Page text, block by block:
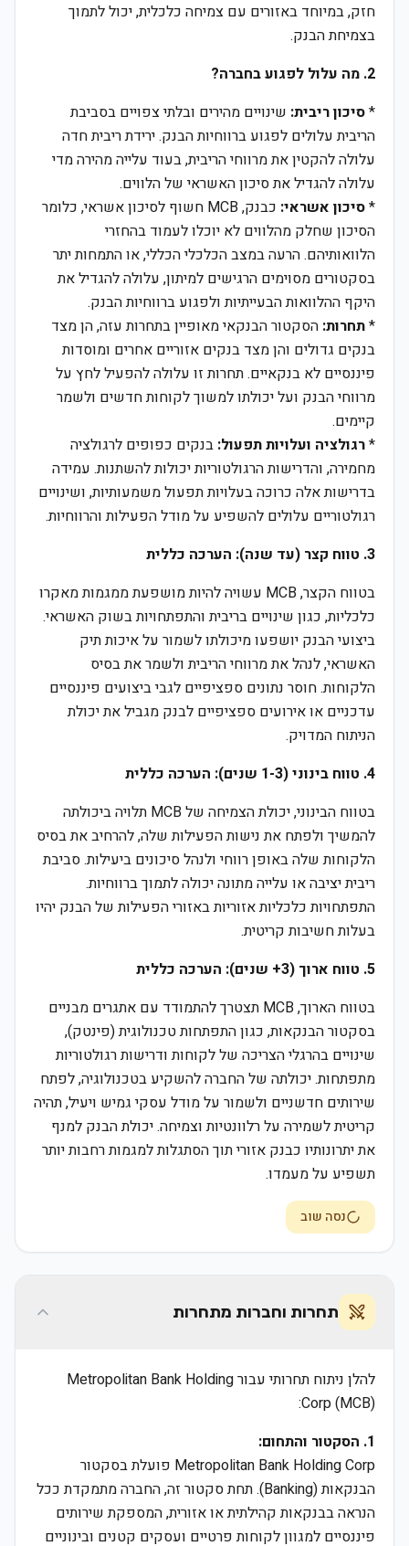
חזק, במיוחד באזורים עם צמיחה כלכלית, יכול לתמוך
בצמיחת הבנק.
2. מה עלול לפגוע בחברה?
*סיכון ריבית: שינויים מהירים ובלתי צפויים בסביבת
הריבית עלולים לפגוע ברווחיות הבנק. ירידת ריבית חדה
עלולה להקטין את מרווחי הריבית, בעוד עלייה מהירה מדי
עלולה להגדיל את סיכון האשראי של הלווים.
*סיכון אשראי:
כבנק, MCB חשוף לסיכון אשראי, כלומר
הסיכון שחלק מהלווים לא יוכלו לעמוד בהחזרי
הלוואותיהם. הרעה במצב הכלכלי הכללי, או התמחות יתר
בסקטורים מסוימים הרגישים למיתון, עלולה להגדיל את
היקף ההלוואות הבעייתיות ולפגוע ברווחיות הבנק.
*תחרות: הסקטור הבנקאי מאופיין בתחרות עזה, הן מצד
בנקים גדולים והן מצד בנקים אזוריים אחרים ומוסדות
פיננסיים לא בנקאיים. תחרות זו עלולה להפעיל לחץ על
מרווחי הבנק ועל יכולתו למשוך לקוחות חדשים ולשמר
קיימים.
*רגולציה ועלויות תפעול: בנקים כפופים לרגולציה
מחמירה, והדרישות הרגולטוריות יכולות להשתנות. עמידה
בדרישות אלה כרוכה בעלויות תפעול משמעותיות, ושינויים
רגולטוריים עלולים להשפיע על מודל הפעילות והרווחיות.
3. טווח קצר (עד שנה): הערכה כללית
בטווח הקצר, MCB עשויה להיות מושפעת ממגמות מאקרו
כלכליות, כגון שינויים בריבית והתפתחויות בשוק האשראי.
ביצועי הבנק יושפעו מיכולתו לשמור על איכות תיק
האשראי, לנהל את מרווחי הריבית ולשמר את בסיס
הלקוחות. חוסר נתונים ספציפיים לגבי ביצועים פיננסיים
עדכניים או אירועים ספציפיים לבנק מגביל את יכולת
הניתוח המדויק.
4. טווח בינוני (1-3 שנים): הערכה כללית
בטווח הבינוני, יכולת הצמיחה של MCB תלויה ביכולתה
להמשיך ולפתח את נישות הפעילות שלה, להרחיב את בסיס
הלקוחות שלה באופן רווחי ולנהל סיכונים ביעילות. סביבת
ריבית יציבה או עלייה מתונה יכולה לתמוך ברווחיות.
התפתחויות כלכליות אזוריות באזורי הפעילות של הבנק יהיו
בעלות חשיבות קריטית.
5. טווח ארוך (3+ שנים): הערכה כללית
בטווח הארוך, MCB תצטרך להתמודד עם אתגרים מבניים
בסקטור הבנקאות, כגון התפתחות טכנולוגית (פינטק),
שינויים בהרגלי הצריכה של לקוחות ודרישות רגולטוריות
מתפתחות. יכולתה של החברה להשקיע בטכנולוגיה, לפתח
שירותים חדשניים ולשמור על מודל עסקי גמיש ויעיל, תהיה
קריטית לשמירה על רלוונטיות וצמיחה. יכולת הבנק למנף
את יתרונותיו כבנק אזורי תוך הסתגלות למגמות רחבות יותר
תשפיע על מעמדו.
נסה שוב
תחרות וחברות מתחרות
להלן ניתוח תחרותי עבור Metropolitan Bank Holding
Corp (MCB):
1. הסקטור והתחום:
Metropolitan Bank Holding Corp פועלת בסקטור
הבנקאות (Banking). תחת סקטור זה, החברה מתמקדת ככל
הנראה בבנקאות קהילתית או אזורית, המספקת שירותים
פיננסיים למגוון לקוחות פרטיים ועסקים קטנים ובינוניים